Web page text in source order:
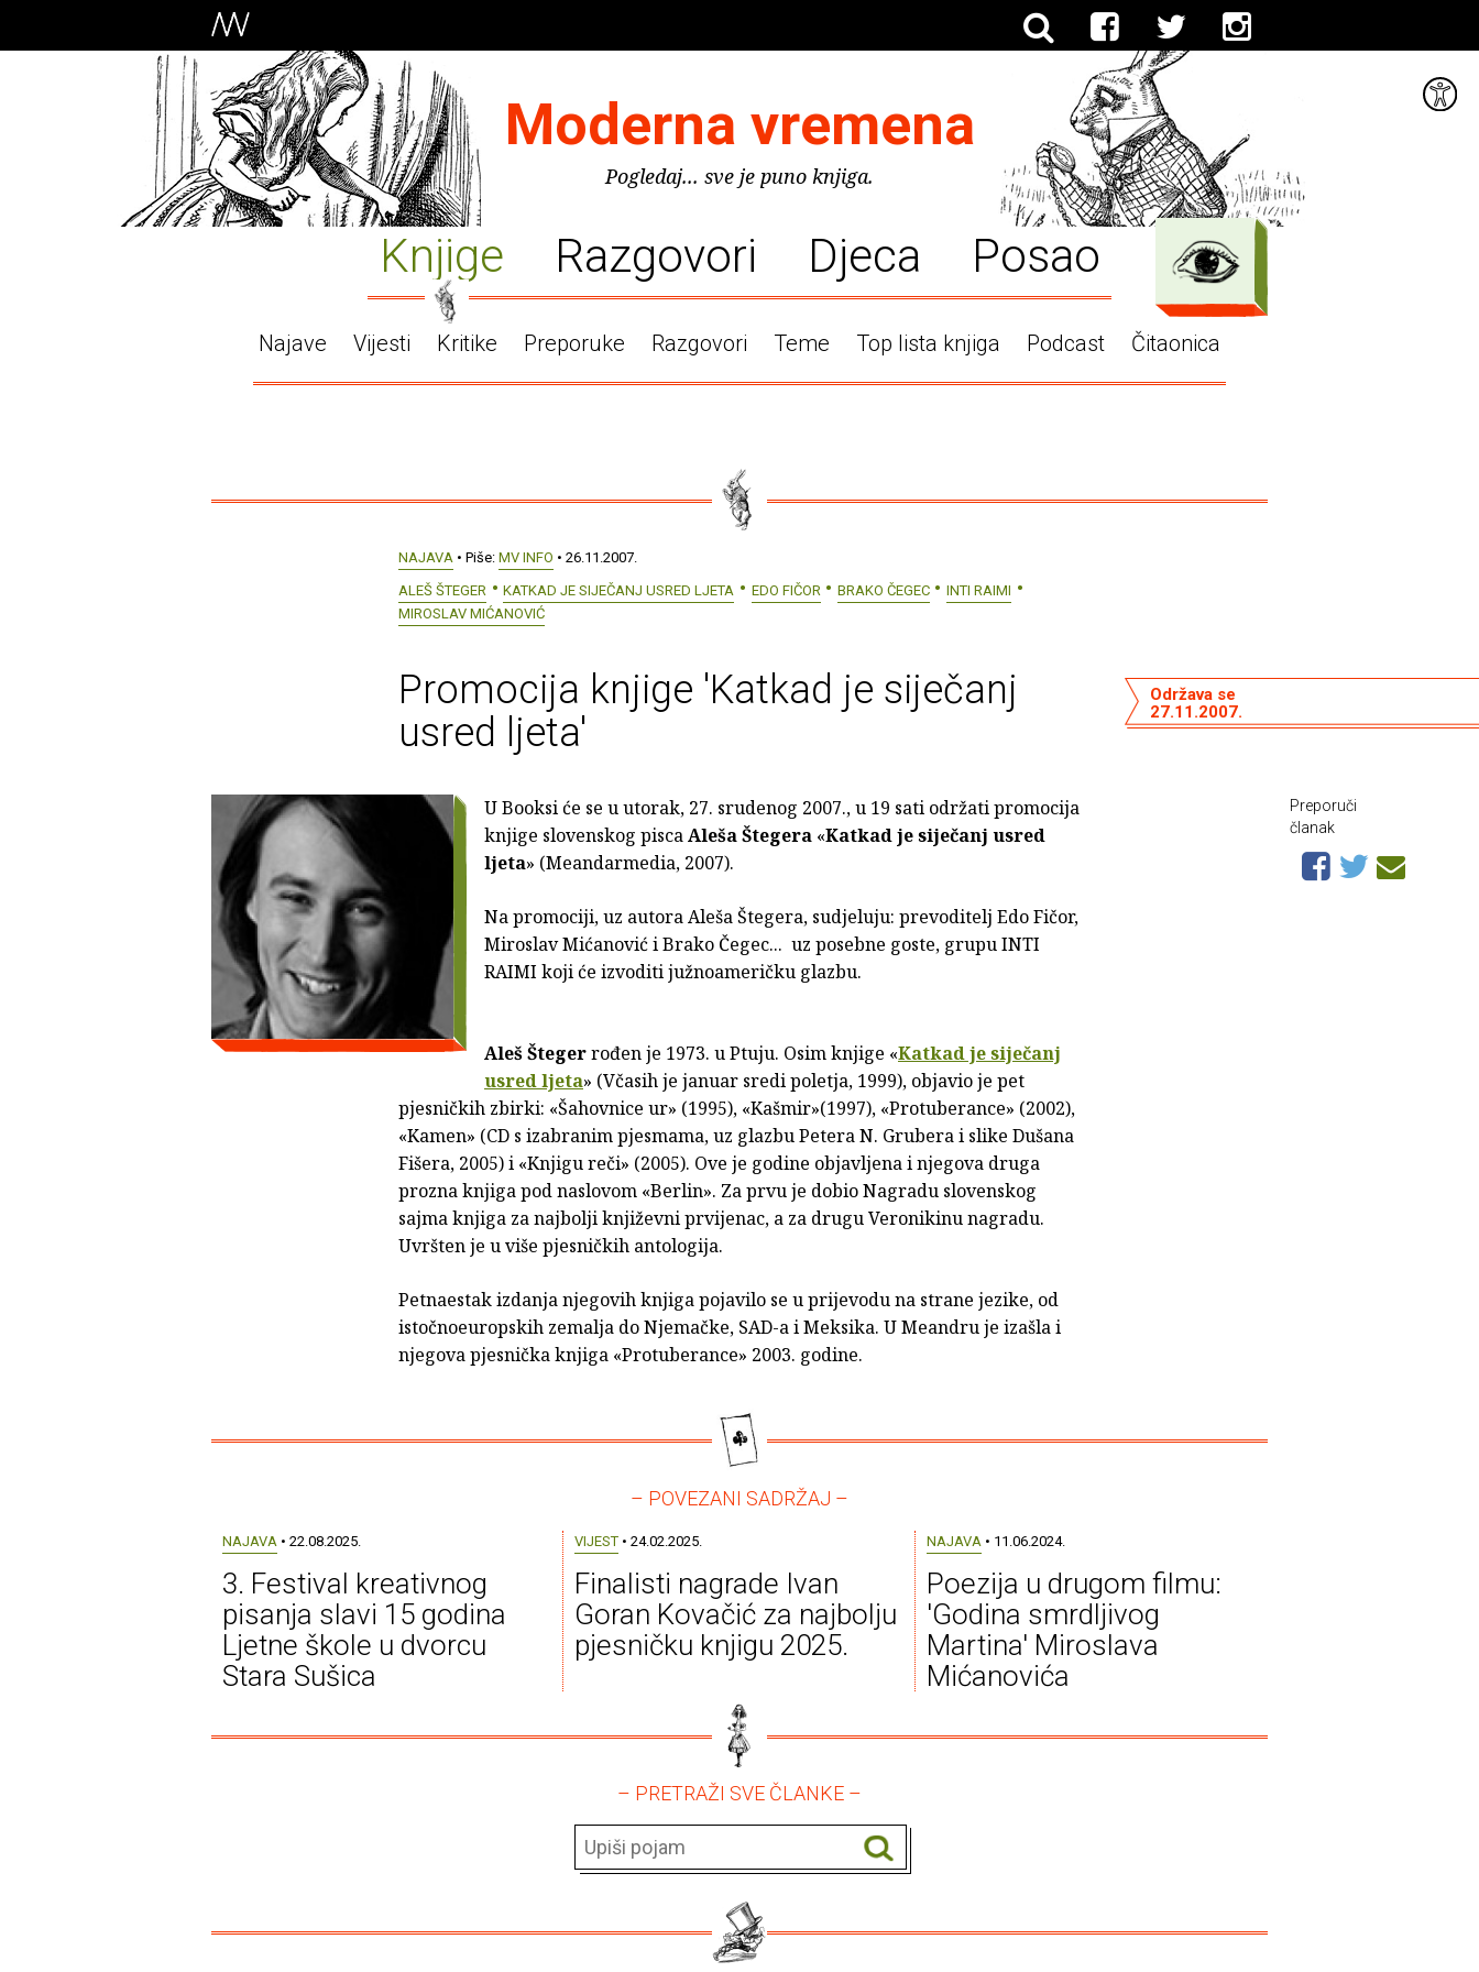
Moderna vremena
Pogledaj... sve je puno knjiga.
Knjige Razgovori Djeca Posao
Najave Vijesti Kritike Preporuke Razgovori Teme Top lista knjiga Podcast Čitaonica
NAJAVA • Piše: MV INFO • 26.11.2007.
ALEŠ ŠTEGER
KATKAD JE SIJEČANJ USRED LJETA EDO FIČOR BRAKO ČEGEC
INTI RAIMI
MIROSLAV MIĆANOVIĆ
Promocija knjige 'Katkad je siječanj
usred ljeta'
Održava se
27.11.2007.
U Booksi će se u utorak, 27. srudenog 2007., u 19 sati održati promocija
knjige slovenskog piscaAleša Štegera «Katkad je siječanj usred
ljeta» (Meandarmedia, 2007).
Na promociji, uz autora Aleša Štegera, sudjeluju: prevoditelj Edo Fičor,
Miroslav Mićanović i Brako Čegec... uz posebne goste, grupu INTI
RAIMI koji će izvoditi južnoameričku glazbu.
Aleš Štegerrođen je 1973. u Ptuju. Osim knjige «Katkad je siječanj
usred ljeta» (Včasih je januar sredi poletja, 1999), objavio je pet
pjesničkih zbirki: «Šahovnice ur» (1995), «Kašmir»(1997), «Protuberance» (2002),
«Kamen» (CD s izabranim pjesmama, uz glazbu Petera N. Grubera i slike Dušana
Fišera, 2005) i «Knjigu reči» (2005). Ove je godine objavljena i njegova druga
prozna knjiga pod naslovom «Berlin». Za prvu je dobio Nagradu slovenskog
sajma knjiga za najbolji književni prvijenac, a za drugu Veronikinu nagradu.
Uvršten je u više pjesničkih antologija.
Petnaestak izdanja njegovih knjiga pojavilo se u prijevodu na strane jezike, od
istočnoeuropskih zemalja do Njemačke, SAD-a i Meksika. U Meandru je izašla i
njegova pjesnička knjiga «Protuberance» 2003. godine.
Preporuči
članak
– POVEZANI SADRŽAJ –
NAJAVA • 22.08.2025.
3. Festival kreativnog
pisanja slavi 15 godina
Ljetne škole u dvorcu
Stara Sušica
VIJEST• 24.02.2025.
Finalisti nagrade Ivan
Goran Kovačić za najbolju
pjesničku knjigu 2025.
NAJAVA • 11.06.2024.
Poezija u drugom filmu:
'Godina smrdljivog
Martina' Miroslava
Mićanovića
– PRETRAŽI SVE ČLANKE –